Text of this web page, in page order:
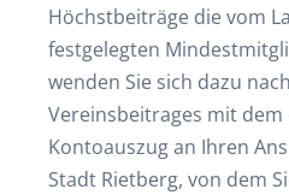
Höchstbeiträge die vom
festgelegten
wenden Sie sich dazu
Vereinsbeitrages mit
Kontoauszug an Ihren
Stadt Rietberg, von dem